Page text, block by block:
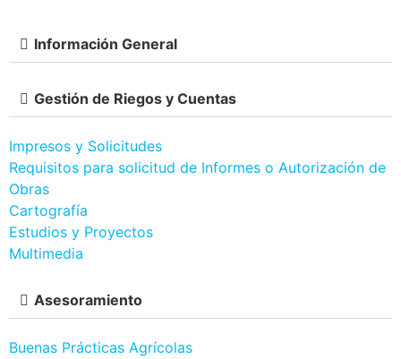
Información General
Gestión de Riegos y Cuentas
Impresos y Solicitudes
Requisitos para solicitud de Informes o Autorización de
Obras
Cartografía
Estudios y Proyectos
Multimedia
Asesoramiento
Buenas Prácticas Agrícolas